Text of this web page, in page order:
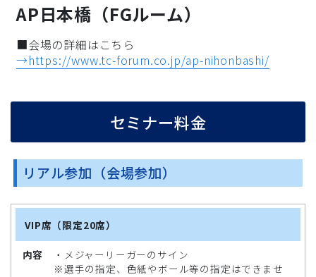
AP日本橋（FGルーム）
■会場の詳細はこちら
→https://www.tc-forum.co.jp/ap-nihonbashi/
セミナー料金
リアル参加（会場参加）
容
VIP席（限定20席）
・メジャーリーガーのサイン
※選手の指定、色紙やボール等の指定はできませ